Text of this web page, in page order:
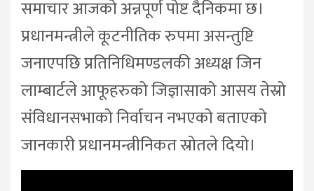
समाचार आजको अन्नपूर्ण पोष्ट दैनिकमा छ।
प्रधानमन्त्रीले कूटनीतिक रुपमा असन्तुष्टि
जनाएपछि प्रतिनिधिमण्डलकी अध्यक्ष जिन
लाम्बार्टले आफूहरुको जिज्ञासाको आसय तेस्रो
संविधानसभाको निर्वाचन नभएको बताएको
जानकारी प्रधानमन्त्रीनिकत स्रोतले दियो।